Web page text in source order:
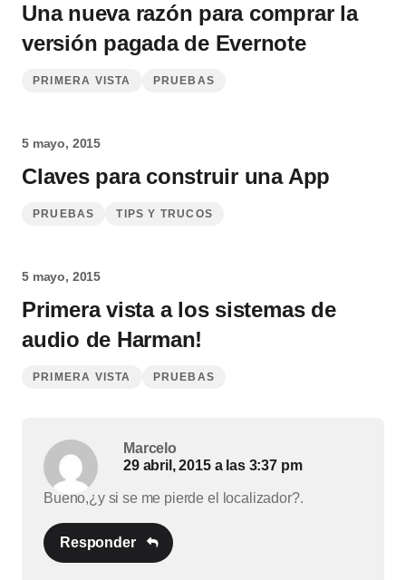
Una nueva razón para comprar la
versión pagada de Evernote
PRIMERA VISTA PRUEBAS
5 mayo, 2015
Claves para construir una App
PRUEBAS TIPS Y TRUCOS
5 mayo, 2015
Primera vista a los sistemas de
audio de Harman!
PRIMERA VISTA PRUEBAS
Marcelo
29 abril, 2015 a las 3:37 pm
Bueno,¿y si se me pierde el localizador?.
Responder